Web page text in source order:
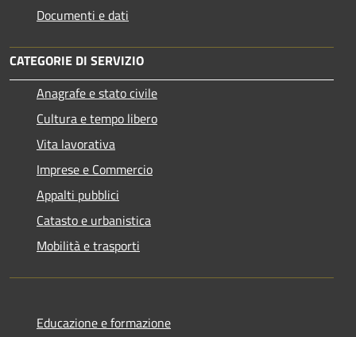
Documenti e dati
CATEGORIE DI SERVIZIO
Anagrafe e stato civile
Cultura e tempo libero
Vita lavorativa
Imprese e Commercio
Appalti pubblici
Catasto e urbanistica
Mobilità e trasporti
Educazione e formazione